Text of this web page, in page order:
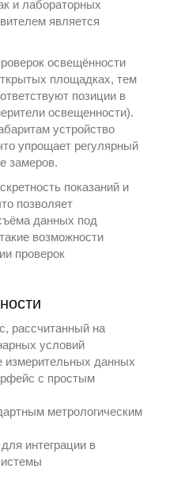
и лабораторных
является
освещённости
площадках, тем
позиции в
освещенности).
устройство
упрощает регулярный
замеров.
показаний и
позволяет
данных под
возможности
проверок
рассчитанный на
условий
измерительных данных
с простым
метрологическим
интеграции в